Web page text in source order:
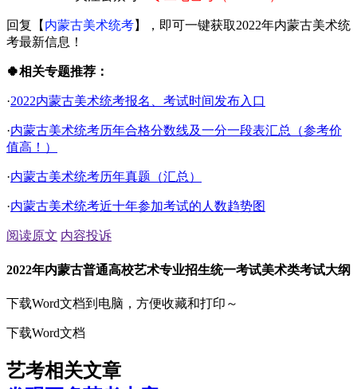
回复【 内蒙古美术统考】，即可一键获取2022年内蒙古美术统
考最新信息！
🍀相关专题推荐：
·2022内蒙古美术统考报名、考试时间发布入口
·内蒙古美术统考历年合格分数线及一分一段表汇总（参考价
值高！）
·内蒙古美术统考历年真题（汇总）
·内蒙古美术统考近十年参加考试的人数趋势图
阅读原文 内容投诉
2022年内蒙古普通高校艺术专业招生统一考试美术类考试大纲
下载Word文档到电脑，方便收藏和打印～
下载Word文档
艺考相关文章